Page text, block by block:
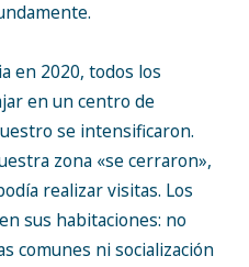
en 2020, todos los
en un centro de
se intensificaron.
zona «se cerraron»,
realizar visitas. Los
sus habitaciones: no
comunes ni socialización